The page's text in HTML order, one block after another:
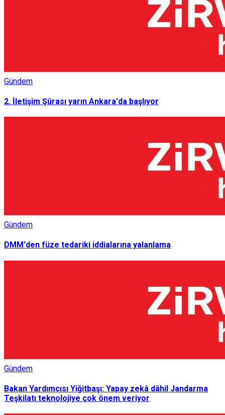
Gündem
2. İletişim Şûrası yarın Ankara'da başlıyor
Gündem
DMM'den füze tedariki iddialarına yalanlama
Gündem
Bakan Yardımcısı Yiğitbaşı: Yapay zekâ dâhil Jandarma
Teşkilatı teknolojiye çok önem veriyor